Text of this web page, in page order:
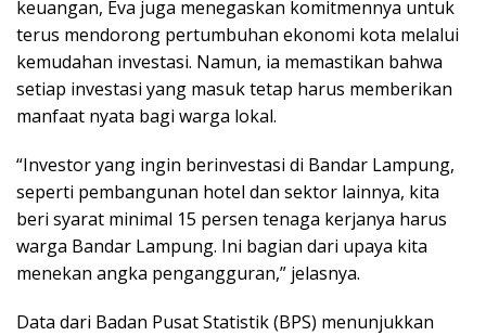
keuangan, Eva juga menegaskan komitmennya untuk
terus mendorong pertumbuhan ekonomi kota melalui
kemudahan investasi. Namun, ia memastikan bahwa
setiap investasi yang masuk tetap harus memberikan
manfaat nyata bagi warga lokal.
“Investor yang ingin berinvestasi di Bandar Lampung,
seperti pembangunan hotel dan sektor lainnya, kita
beri syarat minimal 15 persen tenaga kerjanya harus
warga Bandar Lampung. Ini bagian dari upaya kita
menekan angka pengangguran,” jelasnya.
Data dari Badan Pusat Statistik (BPS) menunjukkan